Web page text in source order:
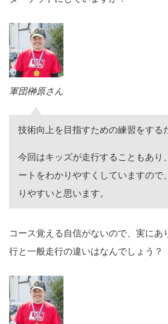
軍団榊原さん
技術向上を目指すための練習をする
今回はキッズが走行することもあり
ートをわかりやすくしていますので
りやすいと思います。
コース覚える自信がないので、実にあ
行と一般走行の違いはなんでしょう？